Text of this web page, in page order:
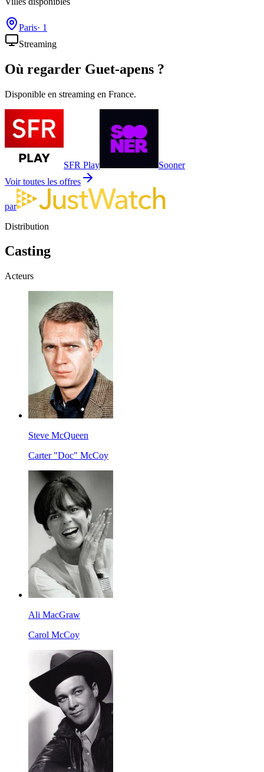
Paris· 1
Streaming
Où regarder Guet-apens ?
Disponible en streaming en France.
SFR Play
Sooner
Voir toutes les offres
par
Distribution
Casting
Acteurs
Steve McQueen
Carter "Doc" McCoy
Ali MacGraw
Carol McCoy